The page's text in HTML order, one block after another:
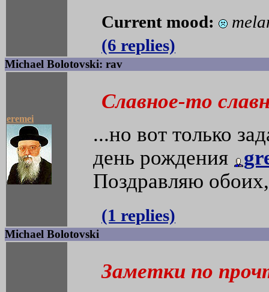
Current mood:
(6 replies)
Michael Bolotovski: rav
eremei
Славное-то
...но вот только
день рождения
Поздравляю
(1 replies)
Michael Bolotovski
Заметки по